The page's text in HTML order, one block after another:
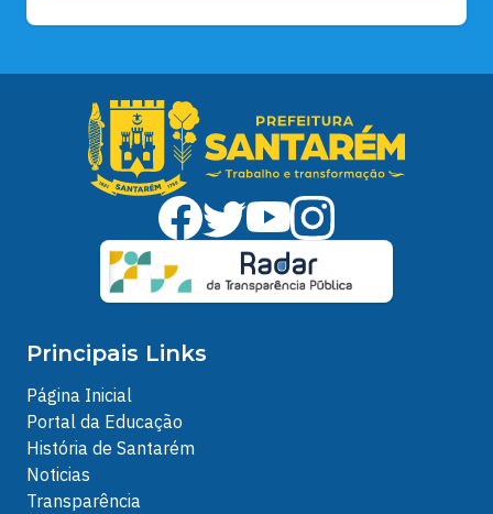
Principais Links
Página Inicial
Portal da Educação
História de Santarém
Noticias
Transparência